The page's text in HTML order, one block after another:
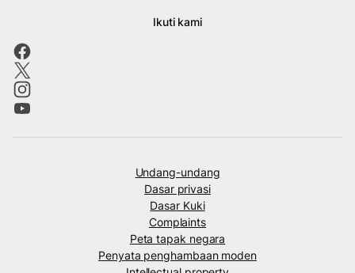
Ikuti kami
Undang-undang
Dasar privasi
Dasar Kuki
Complaints
Peta tapak negara
Penyata penghambaan moden